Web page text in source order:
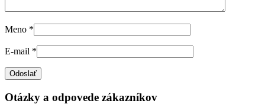
Meno *
E-mail *
Otázky a odpovede zákazníkov